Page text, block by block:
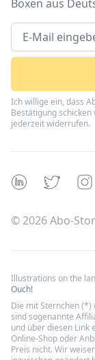
Boxen aus
Ich willige ein, dass
Bestätigung
jederzeit widerrufen.
LinkedinTwitter
© 2026Abo-
Illustrations on the
Ouch!
Die mit Sternchen (*)
sind sogenannte
und über diesen Link
Online-Shop oder
Preis nicht. Wir